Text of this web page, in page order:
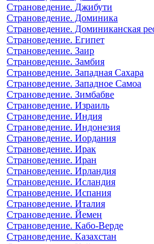
Страноведение. Джибути
Страноведение. Доминика
Страноведение. Доминиканская
Страноведение. Египет
Страноведение. Заир
Страноведение. Замбия
Страноведение. Западная Сахара
Страноведение. Западное Самоа
Страноведение. Зимбабве
Страноведение. Израиль
Страноведение. Индия
Страноведение. Индонезия
Страноведение. Иордания
Страноведение. Ирак
Страноведение. Иран
Страноведение. Ирландия
Страноведение. Исландия
Страноведение. Испания
Страноведение. Италия
Страноведение. Йемен
Страноведение. Кабо-Верде
Страноведение. Казахстан